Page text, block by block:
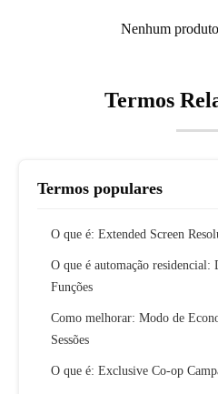
Nenhum
Termos
Termos populares
O que é: Extended Screen
O que é automação residencial:
Funções
Como melhorar: Modo de
Sessões
O que é: Exclusive Co-op